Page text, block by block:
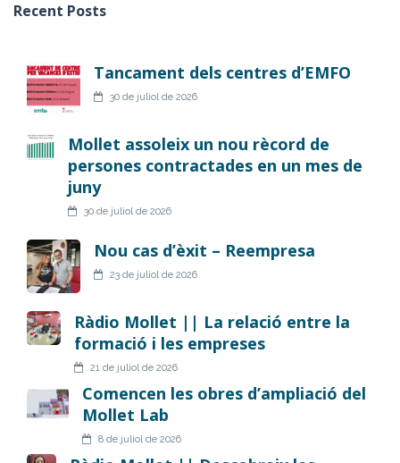
Recent Posts
Tancament dels centres d’EMFO
30 de juliol de 2026
Mollet assoleix un nou rècord de
persones contractades en un mes de
juny
30 de juliol de 2026
Nou cas d’èxit – Reempresa
23 de juliol de 2026
Ràdio Mollet || La relació entre la
formació i les empreses
21 de juliol de 2026
Comencen les obres d’ampliació del
Mollet Lab
8 de juliol de 2026